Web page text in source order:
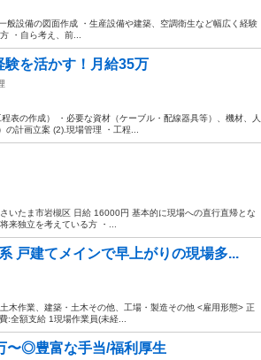
般設備の図面作成 ・生産設備や建築、空調衛生など幅広く経験
・自ら考え、前...
験を活かす！月給35万
表の作成） ・必要な資材（ケーブル・配線器具等）、機材、人
計画立案 (2).現場管理 ・工程...
いたま市岩槻区 日給 16000円 基本的に現場への直行直帰とな
来独立を考えている方 ・...
戸建てメインで早上がりの現場多...
木作業、建築・土木その他、工場・製造その他 <雇用形態> 正
全額支給 1現場作業員(未経...
〜◎豊富な手当/福利厚生